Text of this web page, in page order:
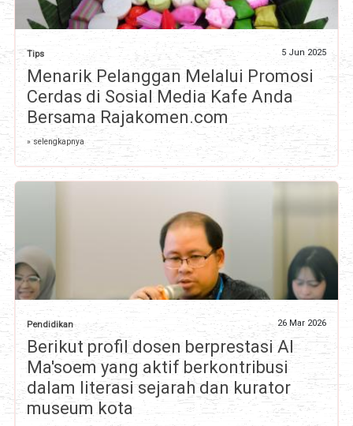
Tips 5 Jun 2025
Menarik Pelanggan Melalui Promosi
Cerdas di Sosial Media Kafe Anda
Bersama Rajakomen.com
» selengkapnya
Pendidikan 26 Mar 2026
Berikut profil dosen berprestasi Al
Ma'soem yang aktif berkontribusi
dalam literasi sejarah dan kurator
museum kota